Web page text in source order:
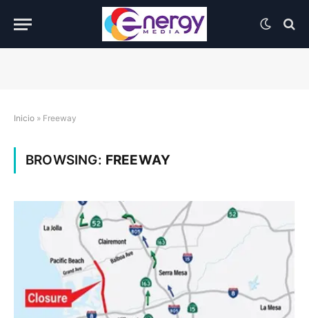
Inicio » Freeway
BROWSING: FREEWAY